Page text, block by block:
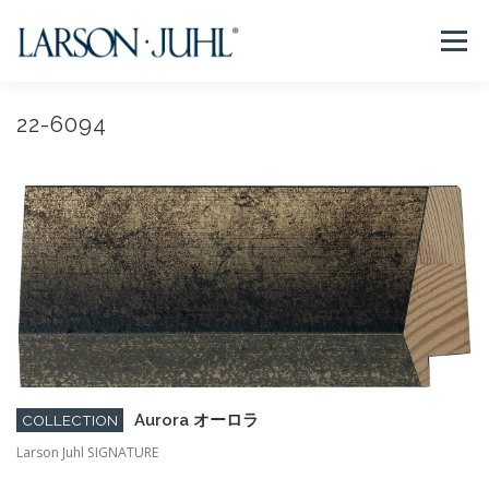
メニュー
NEWS
取扱店リスト お問い合わせ 法人のお客様
EN/CN
22-6094
COLLECTION
Aurora オーロラ
Larson Juhl SIGNATURE